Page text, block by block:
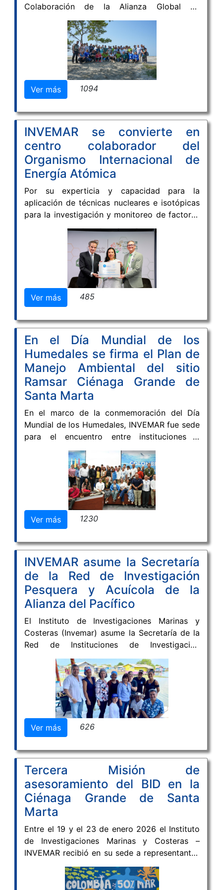
Colaboración de la Alianza Global de
Manglares —GMA, un encuentro internacional
que reunió a líderes, científicos y
representantes de organizaciones de distintos
países para definir prioridades y fortalecer la
cooperación global en la conservación y
restauración de manglares.
Ver más
1094
INVEMAR se convierte en
centro colaborador del
Organismo Internacional de
Energía Atómica
Por su experticia y capacidad para la
aplicación de técnicas nucleares e isotópicas
para la investigación y monitoreo de factores
estresantes en ecosistemas marinos en la
región de América Latina y el Caribe; el
Organismo Internacional de Energía Atómica
(OIEA) otorgó por cuatro años la designación
de centro colaborador al Instituto de
Investigaciones Marinas y Costeras “José
Benito Vives de Andréis” (INVEMAR).
Ver más 485
En el Día Mundial de los
Humedales se firma el Plan de
Manejo Ambiental del sitio
Ramsar Ciénaga Grande de
Santa Marta
En el marco de la conmemoración del Día
Mundial de los Humedales, INVEMAR fue sede
para el encuentro entre instituciones y
comunidad para la firma oficial del Plan de
Manejo Ambiental (PMA) del sitio Ramsar
Sistema Delta Estuarino del Río Magdalena –
Ciénaga Grande de Santa Marta, un
instrumento clave para la conservación,
restauración ecológica y uso sostenible de
uno de los humedales más importantes de
Colombia y de relevancia internacional.
Ver más 1230
INVEMAR asume la Secretaría
de la Red de Investigación
Pesquera y Acuícola de la
Alianza del Pacífico
El Instituto de Investigaciones Marinas y
Costeras (Invemar) asume la Secretaría de la
Red de Instituciones de Investigación
Pesquera y Acuícola de la Alianza del Pacífico
(en adelante Red IIPA/AP) para el periodo
2025–2026, un rol estratégico que refuerza el
liderazgo de Colombia en la cooperación
científica regional en pesca y acuicultura.
Ver más 626
Tercera Misión de
asesoramiento del BID en la
Ciénaga Grande de Santa
Marta
Entre el 19 y el 23 de enero 2026 el Instituto
de Investigaciones Marinas y Costeras –
INVEMAR recibió en su sede a representantes
del Banco Interamericano de Desarrollo (BID)
en el marco de una visita oficial conocida